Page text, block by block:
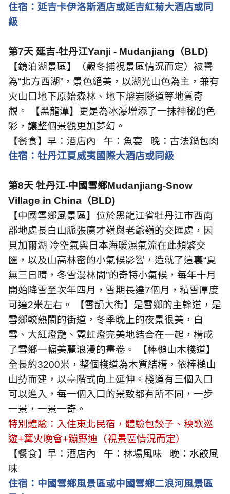
住宿：延吉卡伊洛斯酒店或延吉紅菊大酒店或同
級
第7天 延吉-牡丹江Yanji - Mudanjiang （BLD)
【鏡泊湖景區】（觀冬捕視景區情況而定）被譽
為“北方西湖”，景色絕美，以湖光山色為主，兼有
火山口地下原始森林、地下熔岩隧道等地質奇
觀。 【黑龍潭】更是為冰瀑增添了一抹神秘的色
彩，讓整個景觀更加夢幻。
【餐食】早：酒店內
午：魚宴
晚：古法鍋包肉
住宿：牡丹江夏威夷國際大酒店或同級
第8天 牡丹江-中國雪鄉Mudanjiang-Snow
Village in China （BLD)
【中國雪鄉風景區】位於黑龍江省牡丹江市西南
部地處長白山脈張廣才嶺與老爺嶺的交匯處，因
貝加爾湖 冷空氣與日本海暖濕氣流在此頻繁交
匯，以及山高林密的小氣候影響，造就了這裏“夏
無三日晴，冬雪漫林間”的奇特小氣候，每年十月
開始降雪至次年四月，雪期長達7個月，積雪厚度
可達2米左右。 【雪韻大街】是雪鄉的主幹道，是
雪鄉較熱鬧的街道，冬季晚上的夜景很美，白
雪、大紅燈籠、霓虹燈完美地結合在一起，構成
了雪鄉一幅美麗浪漫的畫卷。 【棒槌山木棧道】
全長約3200米，整個棧道為木質結構，依棒槌山
山勢而建，以臺階式向上延伸。棧道有三個入口
可以進入，每一個入口的景致都有所不同，一步
一景，一景一奇。
特別體驗：入住東北民宿，體驗包餃子、秧歌巡
遊+篝火晚會+蹦野迪（視景區情況而定）
【餐食】早：酒店內
午：林場風味
晚：水餃風
味
住宿：中國雪鄉風景區或中國雪鄉二浪河風景區